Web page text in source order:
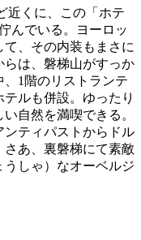
近くに、この「ホテ
んでいる。ヨーロッ
、その内装もまさに
らは、磐梯山がすっか
1階のリストランテ
ルも併設。ゆったり
自然を満喫できる。
ティパストからドル
あ、裏磐梯にて素敵
しゃ）なオーベルジ